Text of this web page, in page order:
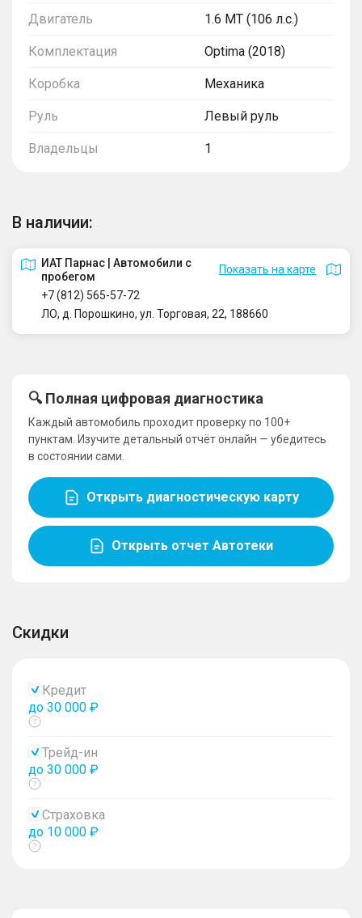
Двигатель 1.6 MT (106 л.с.)
Комплектация Optima (2018)
Коробка Механика
Руль Левый руль
Владельцы 1
В наличии:
ИАТ Парнас | Автомобили с
пробегом
Показать на карте
+7 (812) 565-57-72
ЛО, д. Порошкино, ул. Торговая, 22, 188660
🔍 Полная цифровая диагностика
Каждый автомобиль проходит проверку по 100+
пунктам. Изучите детальный отчёт онлайн — убедитесь
в состоянии сами.
Открыть диагностическую карту
Открыть отчет Автотеки
Скидки
Кредит
до 30 000 ₽
Показать
Трейд-ин
до 30 000 ₽
Показать
Страховка
до 10 000 ₽
Показать